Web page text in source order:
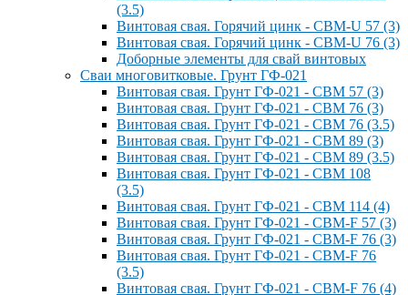
(3.5)
Винтовая свая. Горячий цинк - СВМ-U 57 (3)
Винтовая свая. Горячий цинк - СВМ-U 76 (3)
Доборные элементы для свай винтовых
Сваи многовитковые. Грунт ГФ-021
Винтовая свая. Грунт ГФ-021 - СВМ 57 (3)
Винтовая свая. Грунт ГФ-021 - СВМ 76 (3)
Винтовая свая. Грунт ГФ-021 - СВМ 76 (3.5)
Винтовая свая. Грунт ГФ-021 - СВМ 89 (3)
Винтовая свая. Грунт ГФ-021 - СВМ 89 (3.5)
Винтовая свая. Грунт ГФ-021 - СВМ 108
(3.5)
Винтовая свая. Грунт ГФ-021 - СВМ 114 (4)
Винтовая свая. Грунт ГФ-021 - СВМ-F 57 (3)
Винтовая свая. Грунт ГФ-021 - СВМ-F 76 (3)
Винтовая свая. Грунт ГФ-021 - СВМ-F 76
(3.5)
Винтовая свая. Грунт ГФ-021 - СВМ-F 76 (4)